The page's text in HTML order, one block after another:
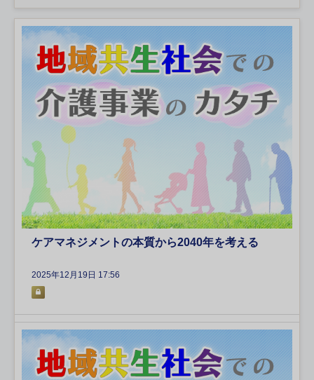
ケアマネジメントの本質から2040年を考える
2025年12月19日 17:56